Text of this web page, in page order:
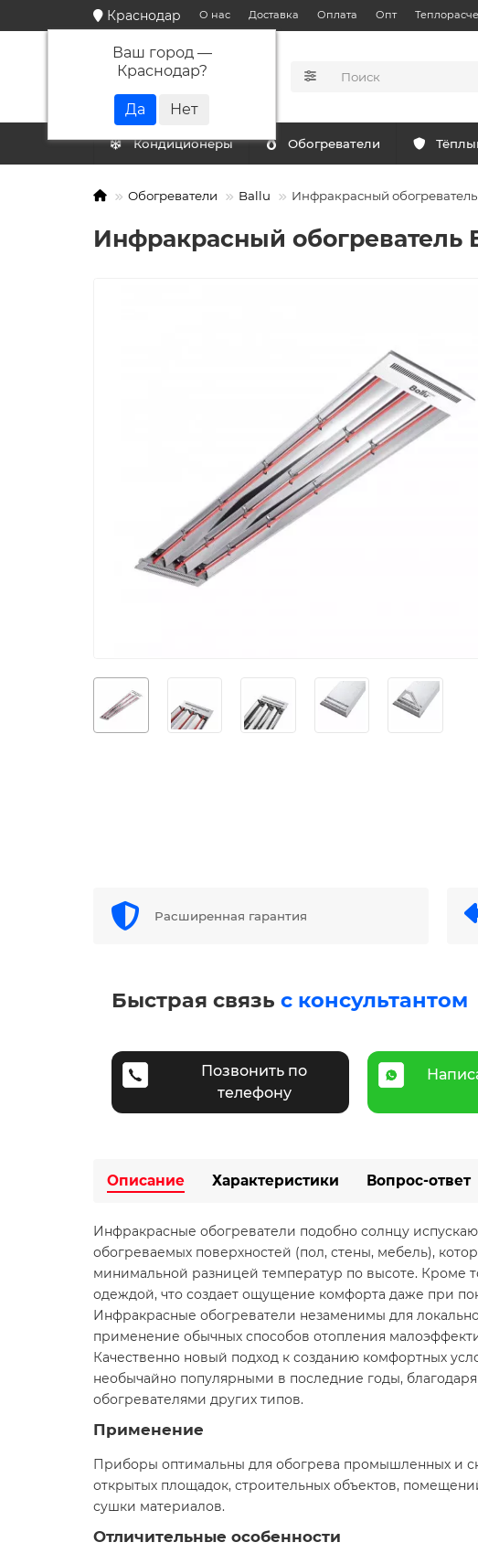
Краснодар
Ваш город —
Краснодар?
О нас Доставка Оплата Опт
КАТАЛОГ
Кондиционеры Обогреватели
Обогреватели Ballu Инфракрасный
Инфракрасный обогреватель
Расширенная гарантия
Быстрая связь с консультантом
Позвонить по
телефону
Описание Характеристики Вопрос-ответ
Инфракрасные обогреватели подобно солнцу
обогреваемых поверхностей (пол, стены, мебель),
минимальной разницей температур по высоте. Кроме
одеждой, что создает ощущение комфорта даже при
Инфракрасные обогреватели незаменимы для
применение обычных способов отопления
Качественно новый подход к созданию комфортных
необычайно популярными в последние годы,
обогревателями других типов.
Применение
Приборы оптимальны для обогрева промышленных и
открытых площадок, строительных объектов,
сушки материалов.
Отличительные особенности